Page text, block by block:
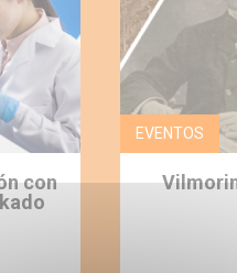
con
EVENTOS